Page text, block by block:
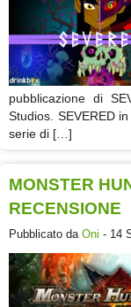
pubblicazione di
Studios. SEVERED
serie di […]
MONSTER
RECENSIONE
Pubblicato da Oni - 14